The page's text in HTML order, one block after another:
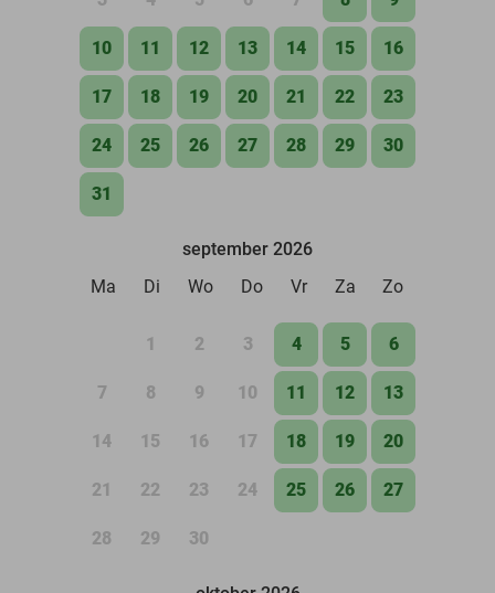
10 11 12 13 14 15 16
17 18 19 20 21 22 23
24 25 26 27 28 29 30
31
september 2026
Ma
Di Wo Do Vr Za Zo
1 2 3 4 5 6
7 8 9 10 11 12 13
14 15 16 17 18 19 20
21 22 23 24 25 26 27
28 29 30